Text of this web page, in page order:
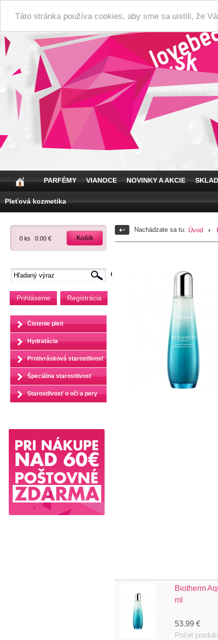
Táto stránka používa cookies, aby sme sa uistili, že
PARFÉMY VIANOCE NOVINKY A AKCIE
Pleťová kozmetika
0 ks 0.00 € Košík
Prihlásenie Registrácia
Čistenie pleti
Hydratácia
Protivrásková starostlivosť
Špeciálna starostlivosť
Starostlivosť o oči a pery
Nachádzate sa tu: Úvod
Biotherm
ml
53.99 €
Počet